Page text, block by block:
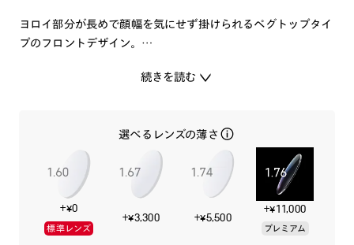
ヨロイ部分が長めで顔幅を気にせず掛けられるペグトップタイ
プのフロントデザイン。
日本人の平均顔の黄金比を導き出しかけやすいサイズ感にしま
今よりも少しスッキリとした印象が欲しい時の一本です。
特集ページはこちら⇒
【JINS 2022 FALL&WINTER
COLLECTION】
続きを読む
選べるレンズの薄さ
+¥0
標準レンズ
+¥3,300 +¥5,500
+¥11,000
プレミアム